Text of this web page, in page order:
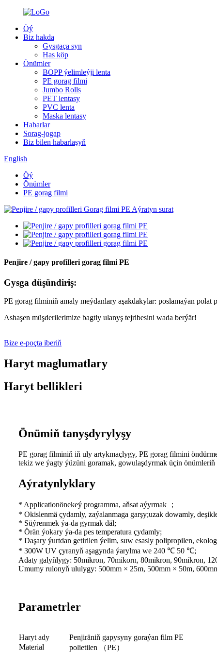
Öý
Biz hakda
Gysgaça syn
Has köp
Önümler
BOPP ýelimleýji lenta
PE gorag filmi
Jumbo Rolls
PET lentasy
PVC lenta
Maska lentasy
Habarlar
Sorag-jogap
Biz bilen habarlaşyň
English
Öý
Önümler
PE gorag filmi
Penjire / gapy profilleri gorag filmi PE
Gysga düşündiriş:
PE gorag filminiň amaly meýdanlary aşakdakylar: poslamaýan
Ashaşen müşderilerimize bagtly ulanyş tejribesini wada berýär!
Bize e-poçta iberiň
Haryt maglumatlary
Haryt bellikleri
Önümiň tanyşdyrylyşy
PE gorag filminiň iň uly artykmaçlygy, PE gorag filmini
tekiz we ýagty ýüzüni goramak, gowulaşdyrmak üçin
Aýratynlyklary
* Applicationönekeý programma, aňsat aýyrmak ；
* Okislenmä çydamly, zaýalanmaga garşy;uzak dowamly,
* Süýrenmek ýa-da gyrmak däl;
* Örän ýokary ýa-da pes temperatura çydamly;
* Daşary ýurtdan getirilen ýelim, suw esasly polipropilen,
* 300W UV çyranyň aşagynda ýarylma we 240 ℃ 50 ℃;
Adaty galyňlygy: 50mikron, 70mikorn, 80mikron, 90mikron,
Umumy rulonyň ululygy: 500mm × 25m, 500mm × 50m,
Parametrler
Haryt ady
Penjiräniň gapysyny goraýan film PE
Material
polietilen （PE）